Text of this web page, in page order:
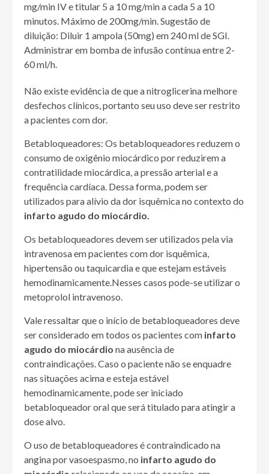
mg/min IV e titular 5 a 10 mg/min a cada 5 a 10
minutos. Máximo de 200mg/min. Sugestão de
diluição: Diluir 1 ampola (50mg) em 240 ml de SGI.
Administrar em bomba de infusão contínua entre 2-
60 ml/h.
Não existe evidência de que a nitroglicerina melhore
desfechos clínicos, portanto seu uso deve ser restrito
a pacientes com dor.
Betabloqueadores: Os betabloqueadores reduzem o
consumo de oxigênio miocárdico por reduzirem a
contratilidade miocárdica, a pressão arterial e a
frequência cardíaca. Dessa forma, podem ser
utilizados para alívio da dor isquêmica no contexto do
infarto agudo do miocárdio.
Os betabloqueadores devem ser utilizados pela via
intravenosa em pacientes com dor isquêmica,
hipertensão ou taquicardia e que estejam estáveis
hemodinamicamente.Nesses casos pode-se utilizar o
metoprolol intravenoso.
Vale ressaltar que o início de betabloqueadores deve
ser considerado em todos os pacientes com infarto
agudo do miocárdio na ausência de
contraindicações. Caso o paciente não se enquadre
nas situações acima e esteja estável
hemodinamicamente, pode ser iniciado
betabloqueador oral que será titulado para atingir a
dose alvo.
O uso de betabloqueadores é contraindicado na
angina por vasoespasmo, no infarto agudo do